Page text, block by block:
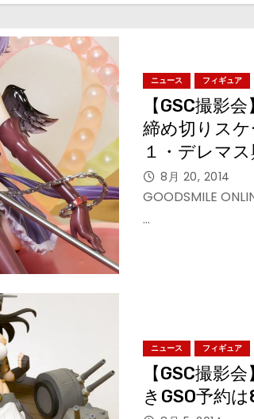
ニュース フィギュア
【GSC撮影
締め切りス
１・デレマ
ベイベー
8月 20, 2014
GOODSMILE
…
ニュース フィギュア
【GSC撮影
きGSO予約